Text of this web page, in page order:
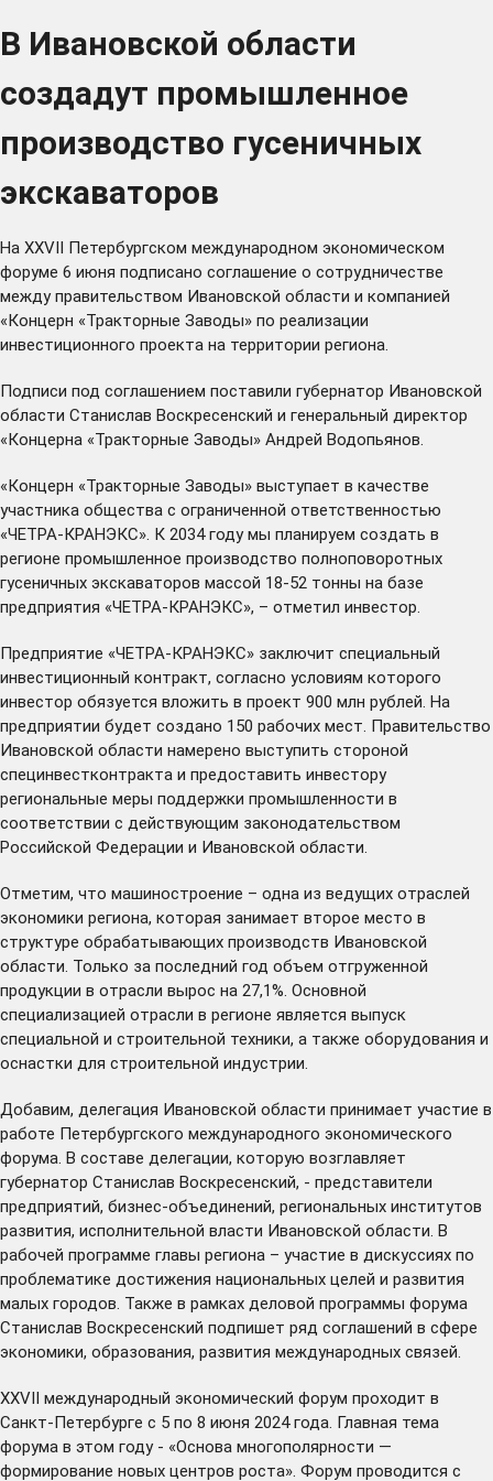
В Ивановской области
создадут промышленное
производство гусеничных
экскаваторов
На XXVII Петербургском международном экономическом
форуме 6 июня подписано соглашение о сотрудничестве
между правительством Ивановской области и компанией
«Концерн «Тракторные Заводы» по реализации
инвестиционного проекта на территории региона.
Подписи под соглашением поставили губернатор Ивановской
области Станислав Воскресенский и генеральный директор
«Концерна «Тракторные Заводы» Андрей Водопьянов.
«Концерн «Тракторные Заводы» выступает в качестве
участника общества с ограниченной ответственностью
«ЧЕТРА-КРАНЭКС». К 2034 году мы планируем создать в
регионе промышленное производство полноповоротных
гусеничных экскаваторов массой 18-52 тонны на базе
предприятия «ЧЕТРА-КРАНЭКС», – отметил инвестор.
Предприятие «ЧЕТРА-КРАНЭКС» заключит специальный
инвестиционный контракт, согласно условиям которого
инвестор обязуется вложить в проект 900 млн рублей. На
предприятии будет создано 150 рабочих мест. Правительство
Ивановской области намерено выступить стороной
специнвестконтракта и предоставить инвестору
региональные меры поддержки промышленности в
соответствии с действующим законодательством
Российской Федерации и Ивановской области.
Отметим, что машиностроение – одна из ведущих отраслей
экономики региона, которая занимает второе место в
структуре обрабатывающих производств Ивановской
области. Только за последний год объем отгруженной
продукции в отрасли вырос на 27,1%. Основной
специализацией отрасли в регионе является выпуск
специальной и строительной техники, а также оборудования и
оснастки для строительной индустрии.
Добавим, делегация Ивановской области принимает участие в
работе Петербургского международного экономического
форума. В составе делегации, которую возглавляет
губернатор Станислав Воскресенский, - представители
предприятий, бизнес-объединений, региональных институтов
развития, исполнительной власти Ивановской области. В
рабочей программе главы региона – участие в дискуссиях по
проблематике достижения национальных целей и развития
малых городов. Также в рамках деловой программы форума
Станислав Воскресенский подпишет ряд соглашений в сфере
экономики, образования, развития международных связей.
XXVII международный экономический форум проходит в
Санкт-Петербурге с 5 по 8 июня 2024 года. Главная тема
форума в этом году - «Основа многополярности —
формирование новых центров роста». Форум проводится с